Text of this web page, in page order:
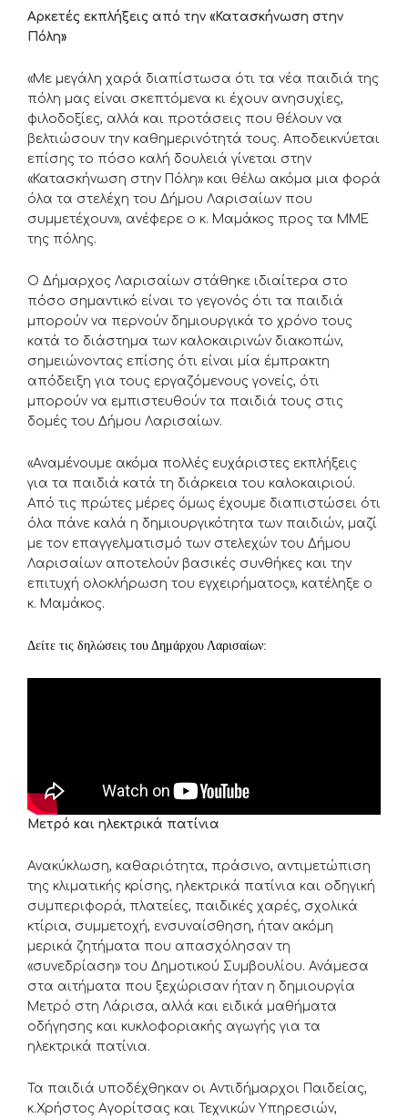
Αρκετές εκπλήξεις από την «Κατασκήνωση στην
Πόλη»
«Με μεγάλη χαρά διαπίστωσα ότι τα νέα παιδιά της
πόλη μας είναι σκεπτόμενα κι έχουν ανησυχίες,
φιλοδοξίες, αλλά και προτάσεις που θέλουν να
βελτιώσουν την καθημερινότητά τους. Αποδεικνύεται
επίσης το πόσο καλή δουλειά γίνεται στην
«Κατασκήνωση στην Πόλη» και θέλω ακόμα μια φορά
όλα τα στελέχη του Δήμου Λαρισαίων που
συμμετέχουν», ανέφερε ο κ. Μαμάκος προς τα ΜΜΕ
της πόλης.
Ο Δήμαρχος Λαρισαίων στάθηκε ιδιαίτερα στο
πόσο σημαντικό είναι το γεγονός ότι τα παιδιά
μπορούν να περνούν δημιουργικά το χρόνο τους
κατά το διάστημα των καλοκαιρινών διακοπών,
σημειώνοντας επίσης ότι είναι μία έμπρακτη
απόδειξη για τους εργαζόμενους γονείς, ότι
μπορούν να εμπιστευθούν τα παιδιά τους στις
δομές του Δήμου Λαρισαίων.
«Αναμένουμε ακόμα πολλές ευχάριστες εκπλήξεις
για τα παιδιά κατά τη διάρκεια του καλοκαιριού.
Από τις πρώτες μέρες όμως έχουμε διαπιστώσει ότι
όλα πάνε καλά η δημιουργικότητα των παιδιών, μαζί
με τον επαγγελματισμό των στελεχών του Δήμου
Λαρισαίων αποτελούν βασικές συνθήκες και την
επιτυχή ολοκλήρωση του εγχειρήματος», κατέληξε ο
κ. Μαμάκος.
Δείτε τις δηλώσεις του Δημάρχου Λαρισαίων:
Μετρό και ηλεκτρικά πατίνια
Ανακύκλωση, καθαριότητα, πράσινο, αντιμετώπιση
της κλιματικής κρίσης, ηλεκτρικά πατίνια και οδηγική
συμπεριφορά, πλατείες, παιδικές χαρές, σχολικά
κτίρια, συμμετοχή, ενσυναίσθηση, ήταν ακόμη
μερικά ζητήματα που απασχόλησαν τη
«συνεδρίαση» του Δημοτικού Συμβουλίου. Ανάμεσα
στα αιτήματα που ξεχώρισαν ήταν η δημιουργία
Μετρό στη Λάρισα, αλλά και ειδικά μαθήματα
οδήγησης και κυκλοφοριακής αγωγής για τα
ηλεκτρικά πατίνια.
Τα παιδιά υποδέχθηκαν οι Αντιδήμαρχοι Παιδείας,
κ.Χρήστος Αγορίτσας και Τεχνικών Υπηρεσιών,